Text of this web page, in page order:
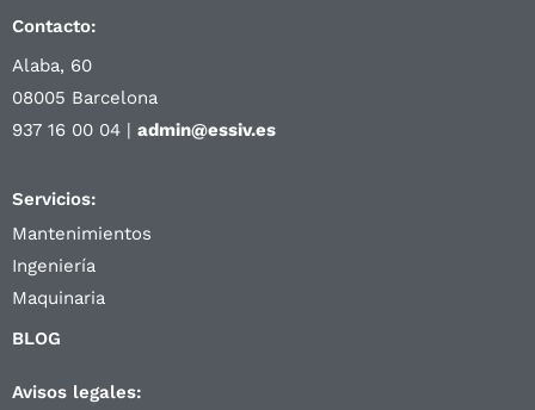
Contacto:
Alaba, 60
08005 Barcelona
937 16 00 04 | admin@essiv.es
Servicios:
Mantenimientos
Ingeniería
Maquinaria
BLOG
Avisos legales: